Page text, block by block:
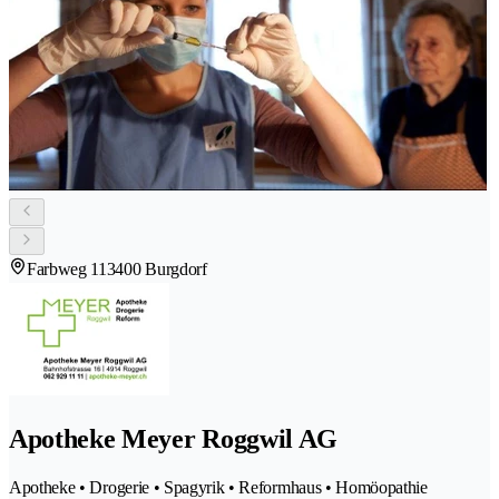
Farbweg 113400 Burgdorf
Apotheke Meyer Roggwil AG
Apotheke • Drogerie • Spagyrik • Reformhaus • Homöopathie